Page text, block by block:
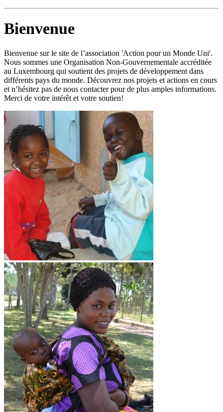
Bienvenue
Bienvenue sur le site de l’association 'Action pour un Monde Uni'.
Nous sommes une Organisation Non-Gouvernementale accréditée
au Luxembourg qui soutient des projets de développement dans
différents pays du monde. Découvrez nos projets et actions en cours
et n’hésitez pas de nous contacter pour de plus amples informations.
Merci de votre intérêt et votre soutien!